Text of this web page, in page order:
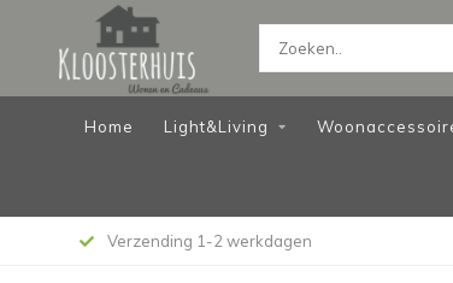
Home Light&Living
Verzending 1-2 werkdagen